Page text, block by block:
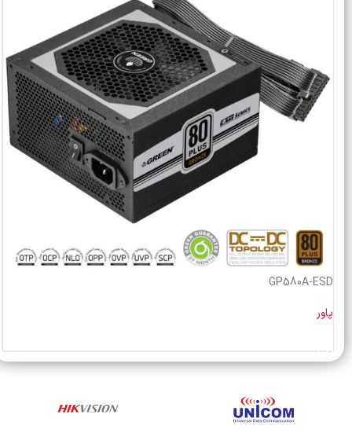
GP580A-ESD
پاور